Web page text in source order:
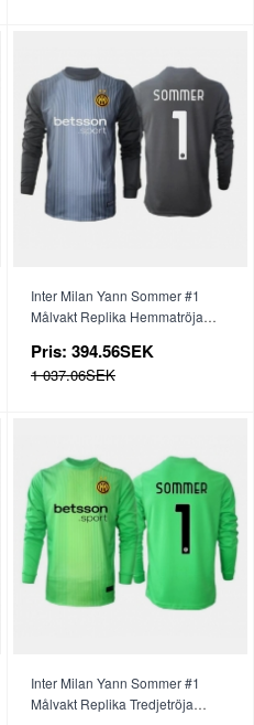
Inter Milan Yann Sommer #1
Målvakt Replika Hemmatröja
Pris: 394.56SEK
1 037.06SEK
Inter Milan Yann Sommer #1
Målvakt Replika Tredjetröja